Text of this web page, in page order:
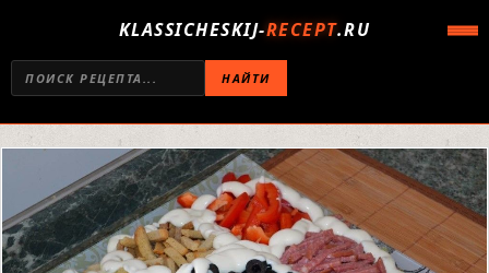
KLASSICHESKIJ-RECEPT.RU
НАЙТИ